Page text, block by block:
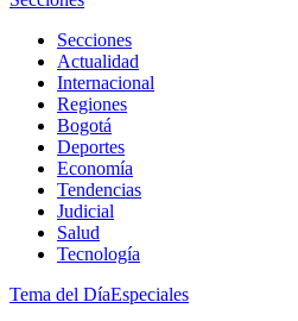
Secciones
Actualidad
Internacional
Regiones
Bogotá
Deportes
Economía
Tendencias
Judicial
Salud
Tecnología
Tema del DíaEspeciales